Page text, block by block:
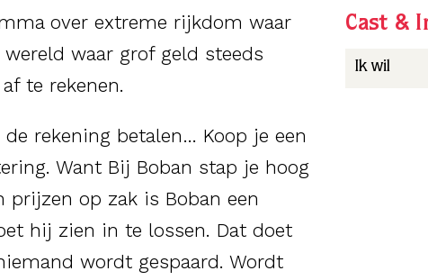
over extreme rijkdom waar
waar grof geld steeds
te rekenen.
rekening betalen… Koop je een
Want Bij Boban stap je hoog
prijzen op zak is Boban een
hij zien in te lossen. Dat doet
wordt gespaard. Wordt
Cast &
Ik wil